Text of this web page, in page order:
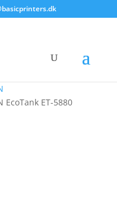
EcoTank ET-5880